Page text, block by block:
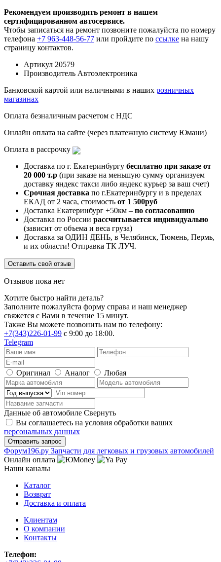
Рекомендуем производить ремонт в нашем
сертифицированном автосервисе.
Чтобы записаться на ремонт позвоните пожалуйста по номеру
телефона +7 963-448-56-77 или пройдите по ссылке на нашу
страницу контактов.
Артикул 20579
Производитель Автоэлектроника
Банковской картой или наличными в наших розничных
магазинах
Оплата безналичным расчетом с НДС
Онлайн оплата на сайте (через платежную систему Юмани)
Оплата в рассрочку
Доставка по г. Екатеринбургу бесплатно при заказе от
20 000 т.р (при заказе на меньшую сумму организуем
доставку яндекс такси либо яндекс курьер за ваш счет)
Срочная доставка по г.Екатеринбургу и в пределах
ЕКАД от 2 часа, стоимость от 1 500руб
Доставка Екатеринбург +50км – по согласованию
Доставка по России рассчитывается индивидуально
(зависит от объема и веса груза)
Доставка за ОДИН ДЕНЬ, в Челябинск, Тюмень, Пермь,
и их области! Отправка ТК ЛУЧ.
Оставить свой отзыв
Отзывов пока нет
Хотите быстро найти деталь?
Заполните пожалуйста форму справа и наш менеджер
свяжется с Вами в течение 15 минут.
Также Вы можете позвонить нам по телефону:
+7(343)226-01-99 с 9:00 до 18:00.
Telegram
Оригинал Аналог Любая
Данные об автомобиле Свернуть
Вы соглашаетесь на условия обработки ваших
персональных данных
Фoрум196.ру Запчасти для легковых и грузовых автомобилей
Онлайн оплата
Наши каналы
Каталог
Возврат
Доставка и оплата
Клиентам
О компании
Контакты
Телефон: